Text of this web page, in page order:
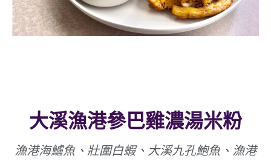
大溪漁港參巴雞濃湯米粉
漁港海鱸魚、壯圍白蝦、大溪九孔鮑魚、漁港